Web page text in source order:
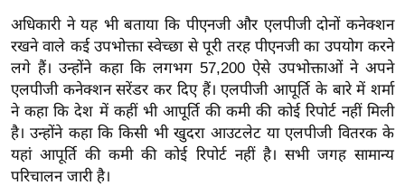
ज
ग
त
बॉ
ली
वु
ड
हॉ
अधिकारी ने यह भी बताया कि पीएनजी और एलपीजी दोनों कनेक्शन
रखने वाले कई उपभोक्ता स्वेच्छा से पूरी तरह पीएनजी का उपयोग करने
लगे हैं। उन्होंने कहा कि लगभग 57,200 ऐसे उपभोक्ताओं ने अपने
एलपीजी कनेक्शन सरेंडर कर दिए हैं। एलपीजी आपूर्ति के बारे में शर्मा
ने कहा कि देश में कहीं भी आपूर्ति की कमी की कोई रिपोर्ट नहीं मिली
है। उन्होंने कहा कि किसी भी खुदरा आउटलेट या एलपीजी वितरक के
यहां आपूर्ति की कमी की कोई रिपोर्ट नहीं है। सभी जगह सामान्य
परिचालन जारी है।